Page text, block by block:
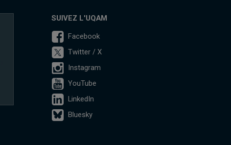
SUIVEZ L'UQAM
Facebook
Twitter / X
Instagram
YouTube
LinkedIn
Bluesky